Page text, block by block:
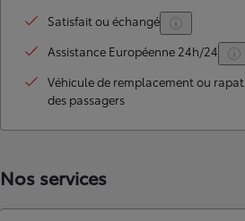
Satisfait ou échangé
Assistance Européenne 24h/24
Véhicule de remplacement ou
des passagers
Nos services